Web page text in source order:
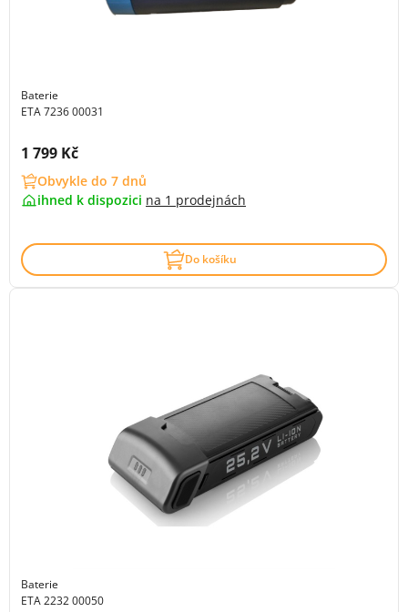
Baterie
ETA 7236 00031
Cena s DPH:
1 799 Kč
Obvykle do 7 dnů
ihned k dispozici na 1 prodejnách
Do košíku
Baterie
ETA 2232 00050